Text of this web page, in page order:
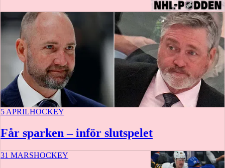
55 min
5 APRILHOCKEY
Får sparken – inför slutspelet
31 MARSHOCKEY